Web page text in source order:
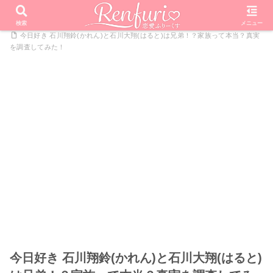
PR
ホーム 恋愛リアリティーショー
今日好きになりました
今日好き 石川翔鈴(かれん)と石川大翔(はると)は兄弟！？家族って本当？真実
を調査してみた！
今日好き 石川翔鈴(かれん)と石川大翔(はると)
検索 メニュー